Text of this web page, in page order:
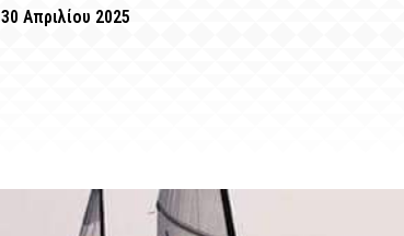
30 Απριλίου 2025